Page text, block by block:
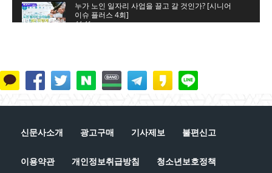
누가 노인 일자리 사업을 끌고 갈 것인가? [시니어
이슈 플러스 4회]
44:41
은퇴는 새로운 시작, 새로운 출발이다 [시니어 이슈
플러스 2회]
44:42
신문사소개 광고구매 기사제보 불편신고
이용약관 개인정보취급방침 청소년보호정책